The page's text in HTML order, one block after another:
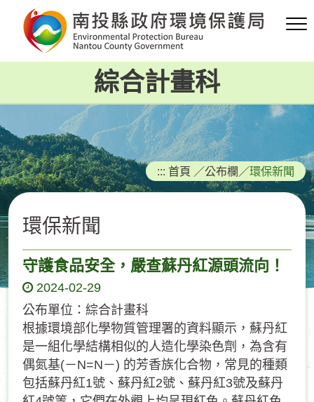
要
容
區
塊
綜合計畫科
::: 首頁 ／公布欄 ／環保新聞
環保新聞
守護食品安全，嚴查蘇丹紅源頭流向！
2024-02-29
公布單位：綜合計畫科
根據環境部化學物質管理署的資料顯示，蘇丹紅
是一組化學結構相似的人造化學染色劑，為含有
偶氮基(－N=N－) 的芳香族化合物，常見的種類
包括蘇丹紅1號、蘇丹紅2號、蘇丹紅3號及蘇丹